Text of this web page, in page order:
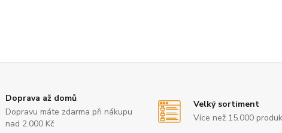
Doprava až domů
Dopravu máte zdarma při nákupu
nad 2.000 Kč
Velký sortiment
Více než 15.000